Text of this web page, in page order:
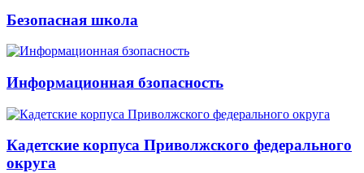
Безопасная школа
Информационная бзопасность
Кадетские корпуса Приволжского федерального
округа